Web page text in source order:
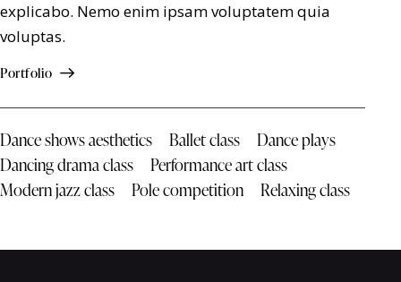
explicabo. Nemo enim ipsam voluptatem quia
voluptas.
Portfolio
Dance shows aesthetics Ballet class
Dance plays
Dancing drama class
Performance art class
Modern jazz class
Pole competition Relaxing class